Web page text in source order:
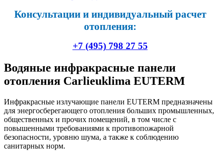
Консультации и индивидуальный расчет
отопления:
+7 (495) 798 27 55
Водяные инфракрасные панели
отопления Carlieuklima EUTERM
Инфракрасные излучающие панели EUTERM предназначены
для энергосберегающего отопления больших промышленных,
общественных и прочих помещений, в том числе с
повышенными требованиями к противопожарной
безопасности, уровню шума, а также к соблюдению
санитарных норм.